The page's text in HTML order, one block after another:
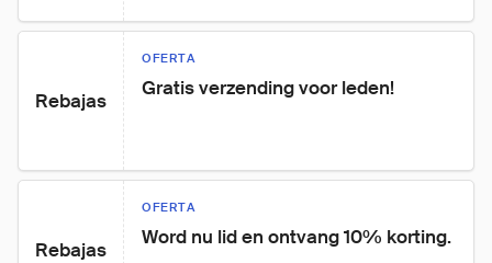
Rebajas
OFERTA
Gratis verzending voor leden!
Rebajas
OFERTA
Word nu lid en ontvang 10% korting.